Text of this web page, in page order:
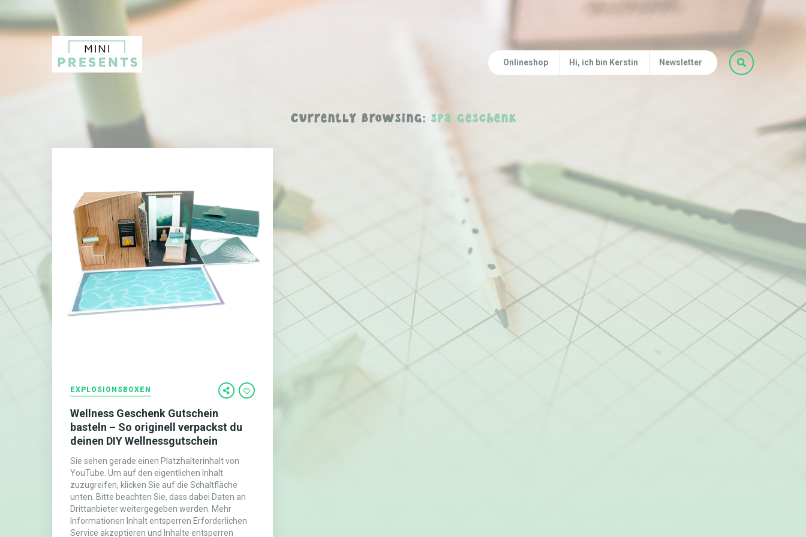
Onlineshop Hi, ich bin Kerstin Newsletter
Currently Browsing: spa geschenk
EXPLOSIONSBOXEN
Wellness Geschenk Gutschein
basteln – So originell verpackst du
deinen DIY Wellnessgutschein
Sie sehen gerade einen Platzhalterinhalt von
YouTube. Um auf den eigentlichen Inhalt
zuzugreifen, klicken Sie auf die Schaltfläche
unten. Bitte beachten Sie, dass dabei Daten an
Drittanbieter weitergegeben werden. Mehr
Informationen Inhalt entsperren Erforderlichen
Service akzeptieren und Inhalte entsperren